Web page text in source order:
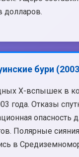
долларов.
бури
X-вспышек в
года. Отказы
опасность
Полярные сияния
в